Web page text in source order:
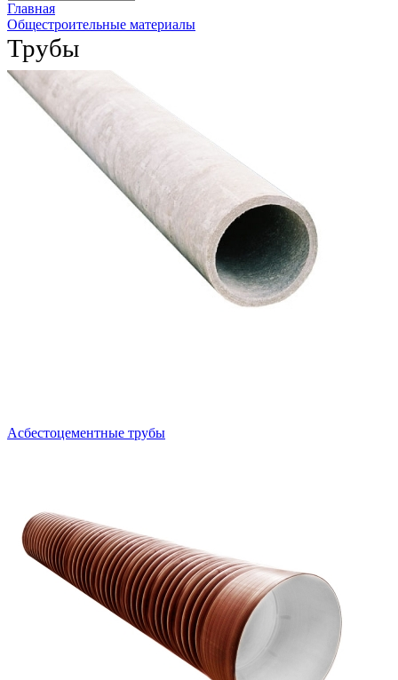
Главная
Общестроительные материалы
Трубы
Асбестоцементные трубы